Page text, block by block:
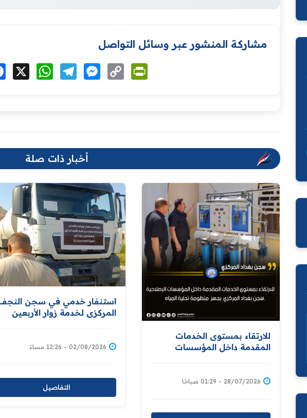
مشاركة المنشور عبر وسائل التواصل
Facebook WhatsAppTelegramMessenger
Copy
Link
أخبار ذات صلة
استنفار خدمي في سجن
المركزي لخدمة زوار الأربعين
02/08/2026 - 12:26 مساءً
التفاصيل
للارتقاء بمستوى الخدمات
المقدمة داخل المؤسسات
28/07/2026 - 01:29 صباحًا